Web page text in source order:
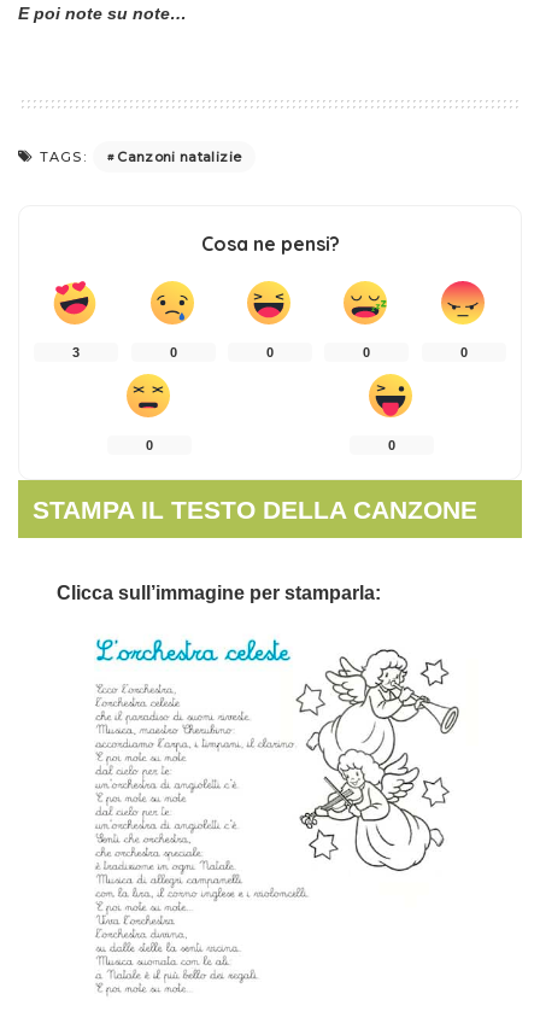
E poi note su note…
TAGS: Canzoni natalizie
Cosa ne pensi?
3 0 0 0 0
0 0
STAMPA IL TESTO DELLA CANZONE
Clicca sull’immagine per stamparla: